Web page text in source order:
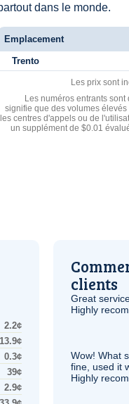
dans le monde.
Emplacement
Trento
Les prix sont
Les numéros entrants
signifie que des volumes
les centres d'appels ou de
un supplément de $0.01
2.2¢
13.9¢
0.3¢
39¢
2.9¢
clients
Great
Highly
Wow! What
fine, used it
Highly